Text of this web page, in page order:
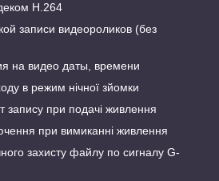
H.264
записи видеороликов (без
на видео даты, времени
в режим нічної зйомки
запису при подачі живлення
при вимиканні живлення
захисту файлу по сигналу G-